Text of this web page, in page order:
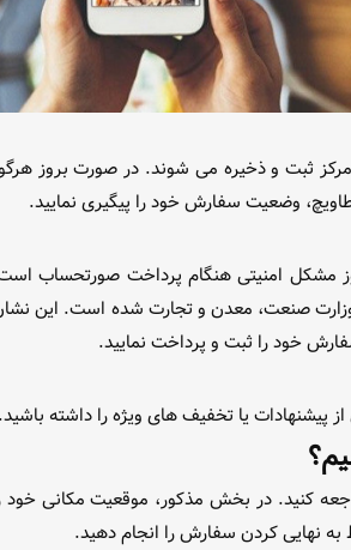
مرکز ثبت و ذخیره می شوند. در صورت بروز
وضعیت سفارش خود را پیگیری نمایید.
مشکل امنیتی هنگام پرداخت صورتحساب
وزارت صنعت، معدن و تجارت شده است. این
خود را ثبت و پرداخت نمایید.
پیشنهادات یا تخفیف های ویژه را داشته باشید.
کنید. در بخش مذکور، موقعیت مکانی خود
نهایی کردن سفارش را انجام دهید.